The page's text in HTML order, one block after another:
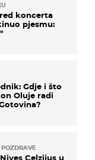
koncerta
pjesmu:
Gdje i što
Oluje radi
Celzijus u